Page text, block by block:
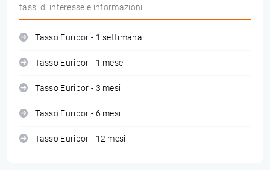
tassi di interesse e informazioni
Tasso Euribor - 1 settimana
Tasso Euribor - 1 mese
Tasso Euribor - 3 mesi
Tasso Euribor - 6 mesi
Tasso Euribor - 12 mesi